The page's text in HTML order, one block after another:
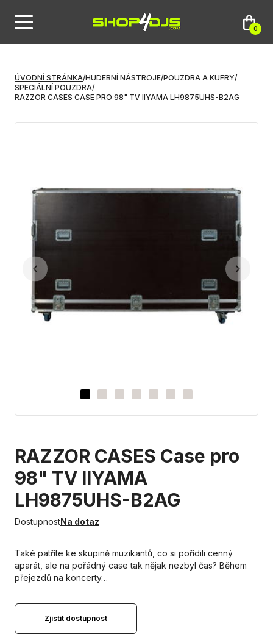
0
ÚVODNÍ STRÁNKA/HUDEBNÍ NÁSTROJE/POUZDRA A KUFRY/
SPECIÁLNÍ POUZDRA/
RAZZOR CASES CASE PRO 98" TV IIYAMA LH9875UHS-B2AG
RAZZOR CASES Case pro
98" TV IIYAMA
LH9875UHS-B2AG
DostupnostNa dotaz
Také patříte ke skupině muzikantů, co si pořídili cenný
aparát, ale na pořádný case tak nějak nezbyl čas? Během
přejezdů na koncerty…
Zjistit dostupnost